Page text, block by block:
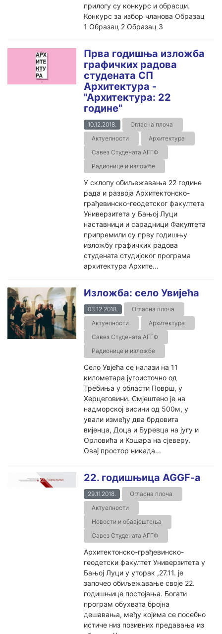
прилогу су конкурс и обрасци.
Конкурс за избор чланова Образац
1 Образац 2 Образац 3
Прва годишња изложба
графичких радова
студената СП
Архитектура -
"Архитектура: 22
године"
10.12.2018.
Огласна плоча
Актуелности
Архитектура
Савез Студената АГГФ
Радионице и изложбе
У склопу обиљежавања 22 године
рада и развоја Архитектонско-
грађевинско-геодетског факултета
Универзитета у Бањој Луци
наставници и сарадници Факултета
припремили су прву годишњу
изложбу графичких радова
студената студијског програма
архитектура Архите...
Изложба: село Увијећа
03.12.2018.
Огласна плоча
Актуелности
Архитектура
Савез Студената АГГФ
Радионице и изложбе
Село Увјећа се налази на 11
километара југоисточно од
Требиња у области Површ, у
Херцеговини. Смјештено је на
надморској висини од 500м, у
ували између два брдовита
вијенца, Доца и Буревца на југу и
Орловића и Кошара на сјеверу.
Овај простор никада...
22. годишњицa AGGF-a
29.11.2018.
Огласна плоча
Актуелности
Новости и обавјештења
Савез Студената АГГФ
Архитектонско-грађевинско-
геодетски факултет Универзитета у
Бањој Луци у уторак ,27.11. је
започео обиљежавање своје 22.
годишњице постојања. Богати
програм обухвата бројна
дешавања, међу којима се посебно
истиче низ позивних предавања из